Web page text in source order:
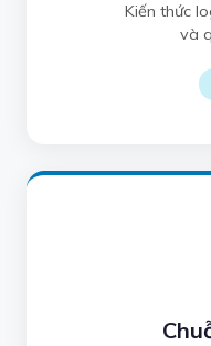
Kiến thức
và